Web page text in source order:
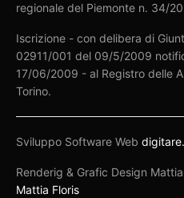
regionale del Piemonte n. 34/
Iscrizione - con delibera di
02911/001 del 09/5/2009
17/06/2009 - al Registro delle
Torino.
Sviluppo Software Web
Renderig & Grafic Design
Mattia Floris